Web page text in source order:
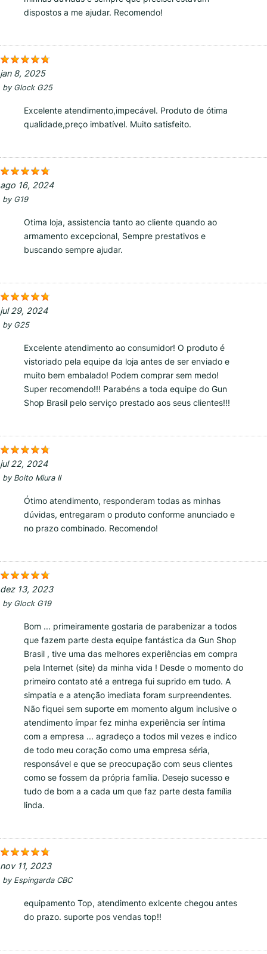
dispostos a me ajudar. Recomendo!
jan 8, 2025
by Glock G25
Excelente atendimento,impecável. Produto de ótima
qualidade,preço imbatível. Muito satisfeito.
ago 16, 2024
by G19
Otima loja, assistencia tanto ao cliente quando ao
armamento excepcional, Sempre prestativos e
buscando sempre ajudar.
jul 29, 2024
by G25
Excelente atendimento ao consumidor! O produto é
vistoriado pela equipe da loja antes de ser enviado e
muito bem embalado! Podem comprar sem medo!
Super recomendo!!! Parabéns a toda equipe do Gun
Shop Brasil pelo serviço prestado aos seus clientes!!!
jul 22, 2024
by Boito Miura II
Ótimo atendimento, responderam todas as minhas
dúvidas, entregaram o produto conforme anunciado e
no prazo combinado. Recomendo!
dez 13, 2023
by Glock G19
Bom ... primeiramente gostaria de parabenizar a todos
que fazem parte desta equipe fantástica da Gun Shop
Brasil , tive uma das melhores experiências em compra
pela Internet (site) da minha vida ! Desde o momento do
primeiro contato até a entrega fui suprido em tudo. A
simpatia e a atenção imediata foram surpreendentes.
Não fiquei sem suporte em momento algum inclusive o
atendimento ímpar fez minha experiência ser íntima
com a empresa ... agradeço a todos mil vezes e indico
de todo meu coração como uma empresa séria,
responsável e que se preocupação com seus clientes
como se fossem da própria família. Desejo sucesso e
tudo de bom a a cada um que faz parte desta família
linda.
nov 11, 2023
by Espingarda CBC
equipamento Top, atendimento exlcente chegou antes
do prazo. suporte pos vendas top!!